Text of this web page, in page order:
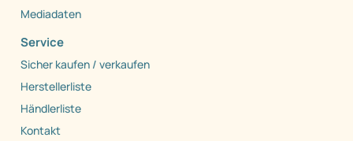
Mediadaten
Service
Sicher kaufen / verkaufen
Herstellerliste
Händlerliste
Kontakt